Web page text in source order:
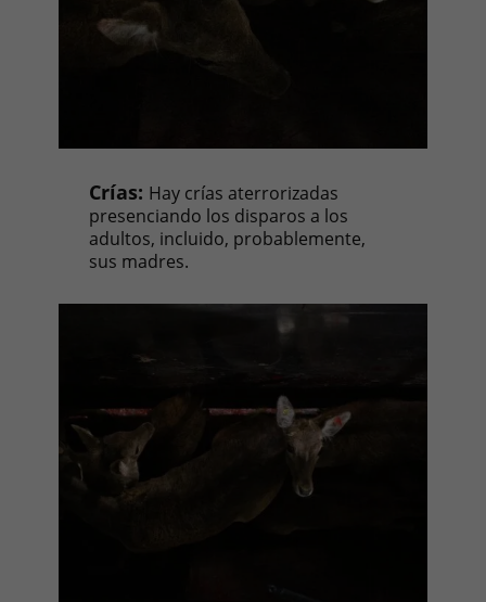
Crías: Hay crías aterrorizadas
presenciando los disparos a los
adultos, incluido, probablemente,
sus madres.